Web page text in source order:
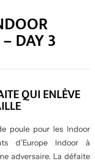
DAY 3
QUI ENLÈVE
poule pour les Indoor
d’Europe Indoor à
adversaire. La défaite